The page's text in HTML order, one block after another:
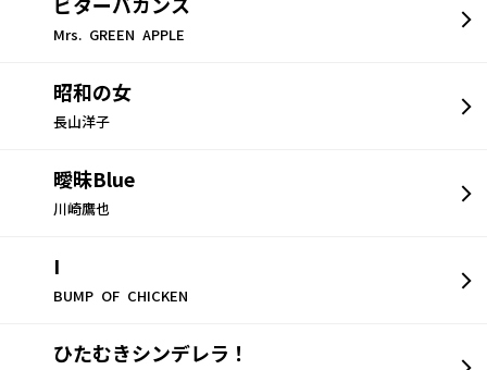
ビターバカンス
Mrs. GREEN APPLE
昭和の女
長山洋子
曖昧Blue
川崎鷹也
BUMP OF CHICKEN
ひたむきシンデレラ！